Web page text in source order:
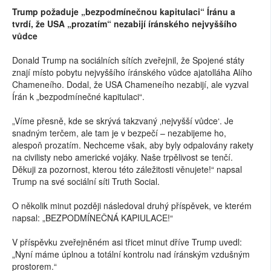
Trump požaduje „bezpodmínečnou kapitulaci“ Íránu a
tvrdí, že USA „prozatím“ nezabijí íránského nejvyššího
vůdce
Donald Trump na sociálních sítích zveřejnil, že Spojené státy
znají místo pobytu nejvyššího íránského vůdce ajatolláha Alího
Chameneího. Dodal, že USA Chameneího nezabijí, ale vyzval
Írán k „bezpodmínečné kapitulaci“.
„Víme přesně, kde se skrývá takzvaný ‚nejvyšší vůdce‘. Je
snadným terčem, ale tam je v bezpečí – nezabijeme ho,
alespoň prozatím. Nechceme však, aby byly odpalovány rakety
na civilisty nebo americké vojáky. Naše trpělivost se tenčí.
Děkuji za pozornost, kterou této záležitosti věnujete!“ napsal
Trump na své sociální síti Truth Social.
O několik minut později následoval druhý příspěvek, ve kterém
napsal: „BEZPODMÍNEČNÁ KAPIULACE!“
V příspěvku zveřejněném asi třicet minut dříve Trump uvedl:
„Nyní máme úplnou a totální kontrolu nad íránským vzdušným
prostorem.“